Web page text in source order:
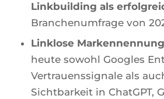
Linkbuilding als
Branchenumfrage von
Linklose
heute sowohl Googles
Vertrauenssignale als
Sichtbarkeit in ChatGPT,